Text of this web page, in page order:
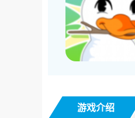
游戏介绍